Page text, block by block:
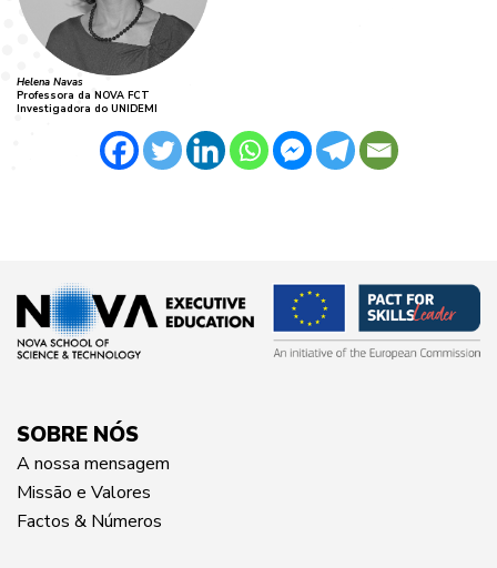
Helena Navas
Professora da NOVA FCT
Investigadora do UNIDEMI
SOBRE NÓS
A nossa mensagem
Missão e Valores
Factos & Números